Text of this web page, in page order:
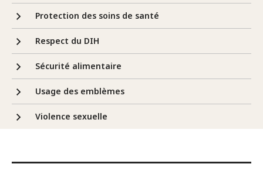
Protection des soins de santé
Respect du DIH
Sécurité alimentaire
Usage des emblèmes
Violence sexuelle